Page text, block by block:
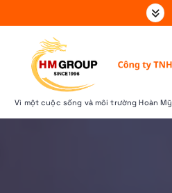
k
o
Vì một cuộc sống và môi trường Hoàn Mỹ